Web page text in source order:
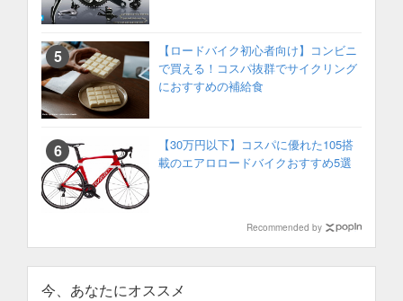
【ロードバイク初心者向け】コンビニ
で買える！コスパ抜群でサイクリング
におすすめの補給食
【30万円以下】コスパに優れた105搭
載のエアロロードバイクおすすめ5選
Recommended by
今、あなたにオススメ